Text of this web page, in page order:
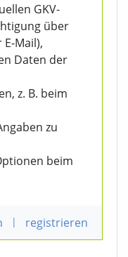
GKV-
über
Mail),
Daten der
z. B. beim
zu
beim
| registrieren